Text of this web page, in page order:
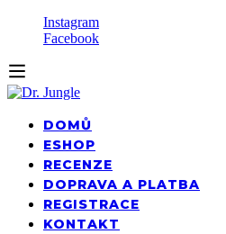
Instagram
Facebook
DOMŮ
ESHOP
RECENZE
DOPRAVA A PLATBA
REGISTRACE
KONTAKT